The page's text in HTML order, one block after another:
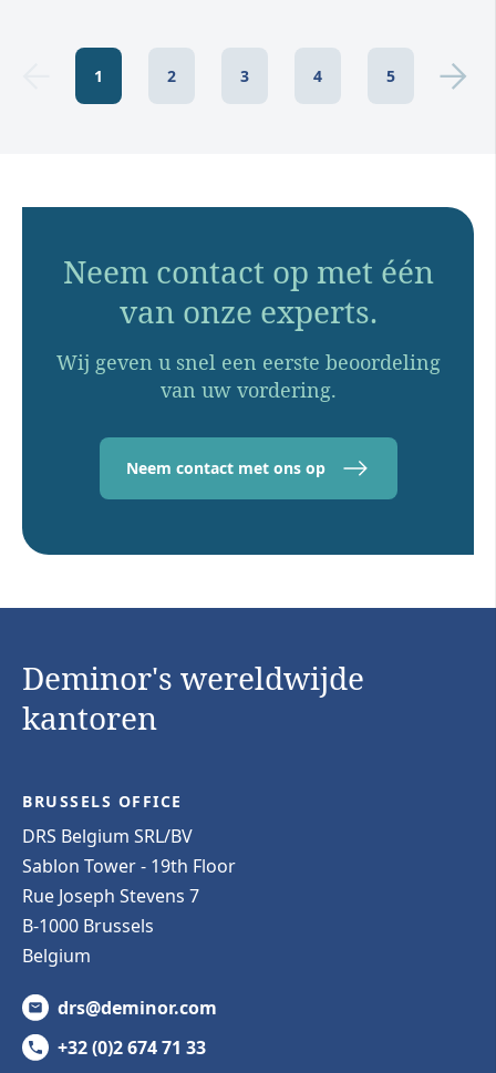
1 2 3 4 5
Neem contact op met één
van onze experts.
Wij geven u snel een eerste beoordeling
van uw vordering.
Neem contact met ons op
Deminor's wereldwijde
kantoren
BRUSSELS OFFICE
DRS Belgium SRL/BV
Sablon Tower - 19th Floor
Rue Joseph Stevens 7
B-1000 Brussels
Belgium
drs@deminor.com
+32 (0)2 674 71 33